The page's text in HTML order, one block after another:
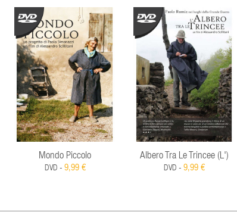
Mondo Piccolo
DVD - 9,99 €
Albero Tra Le Trincee (L')
DVD - 9,99 €